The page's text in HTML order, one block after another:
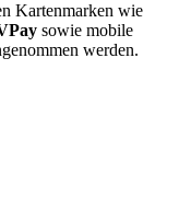
Kartenmarken wie
sowie mobile
werden.